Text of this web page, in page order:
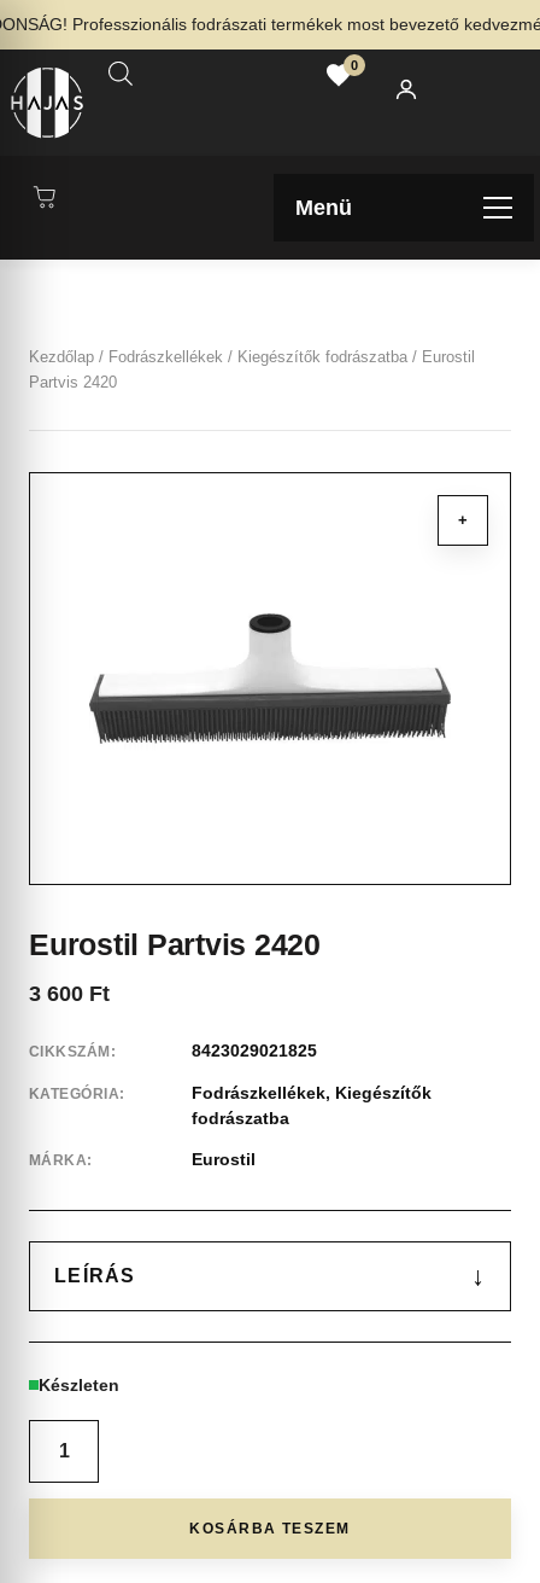
Professzionális fodrászati termékek most bevezető
0
Menü
Kezdőlap / Fodrászkellékek / Kiegészítők fodrászatba / Eurostil
Partvis 2420
+
Eurostil Partvis 2420
3 600 Ft
CIKKSZÁM: 8423029021825
KATEGÓRIA: Fodrászkellékek, Kiegészítők
fodrászatba
MÁRKA: Eurostil
LEÍRÁS ↓
Készleten
KOSÁRBA TESZEM